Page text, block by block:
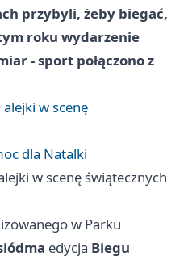
przybyli, żeby biegać,
roku wydarzenie
- sport połączono z
w scenę
dla Natalki
w scenę świątecznych
w Parku
edycja Biegu